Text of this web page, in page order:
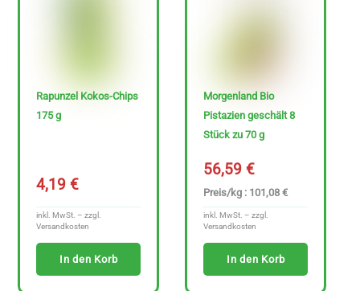
Sonderangebote
Rapunzel Kokos-Chips
175 g
4,19€
inkl. MwSt. – zzgl.
Versandkosten
In den Korb
Morgenland Bio
Pistazien geschält 8
Stück zu 70 g
56,59€
Preis/kg : 101,08 €
inkl. MwSt. – zzgl.
Versandkosten
In den Korb